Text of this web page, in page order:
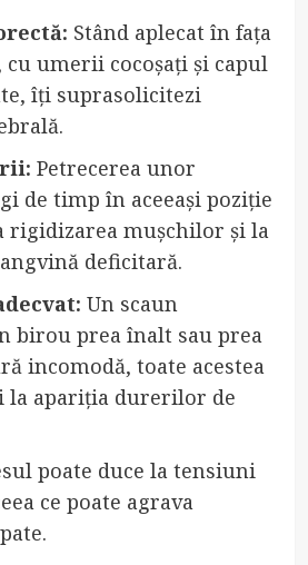
Stând aplecat în fața
umerii cocoșați și capul
îți suprasolicitezi
Petrecerea unor
de timp în aceeași poziție
rigidizarea mușchilor și la
deficitară.
Un scaun
birou prea înalt sau prea
incomodă, toate acestea
la apariția durerilor de
poate duce la tensiuni
ce poate agrava